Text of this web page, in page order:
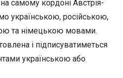
самому кордоні Австрія-
українською, російською,
та німецькою мовами.
і підписуватиметься
українською або